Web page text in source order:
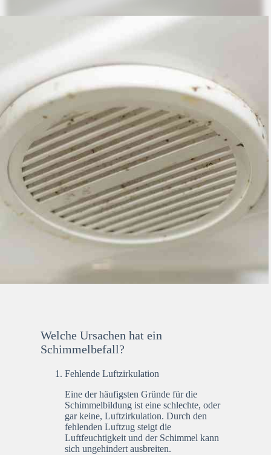
Welche Ursachen hat ein
Schimmelbefall?
Fehlende Luftzirkulation
Eine der häufigsten Gründe für die
Schimmelbildung ist eine schlechte, oder
gar keine, Luftzirkulation. Durch den
fehlenden Luftzug steigt die
Luftfeuchtigkeit und der Schimmel kann
sich ungehindert ausbreiten.